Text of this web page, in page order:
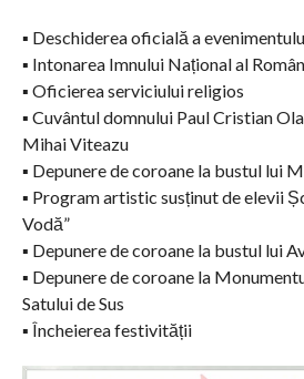
▪️ Deschiderea oficială a
▪️ Intonarea Imnului Național al
▪️ Oficierea serviciului religios
▪️ Cuvântul domnului Paul Cristian
Mihai Viteazu
▪️ Depunere de coroane la bustul lui
▪️ Program artistic susținut de elevii
Vodă”
▪️ Depunere de coroane la bustul lui
▪️ Depunere de coroane la
Satului de Sus
▪️ Încheierea festivității